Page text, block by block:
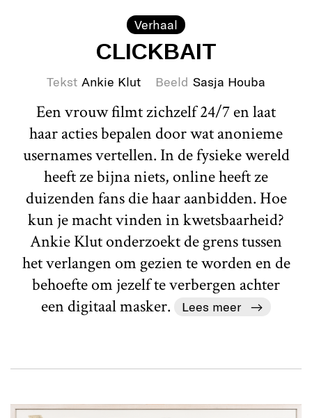
Verhaal
CLICKBAIT
Tekst Ankie Klut Beeld Sasja Houba
Een vrouw filmt zichzelf 24/7 en laat
haar acties bepalen door wat anonieme
usernames vertellen. In de fysieke wereld
heeft ze bijna niets, online heeft ze
duizenden fans die haar aanbidden. Hoe
kun je macht vinden in kwetsbaarheid?
Ankie Klut onderzoekt de grens tussen
het verlangen om gezien te worden en de
behoefte om jezelf te verbergen achter
een digitaal masker.
Lees meer